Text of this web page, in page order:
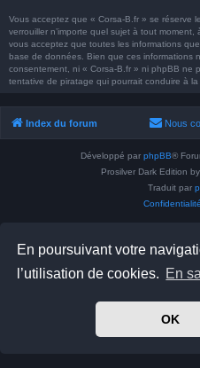
En poursuivant votre
l’utilisation de cookies. En
OK
Vous acceptez que « Corsa-B.fr » se réserve
verrouiller n’importe quel sujet à tout
vous acceptez que toutes les informations
base de données. Bien que ces informations
consentement, ni « Corsa-B.fr » ni phpBB ne
tentative de piratage qui pourrait conduire à la
Index du forum Nous
Développé par phpBB®
Prosilver Dark Edition by
Traduit par
Confidentialité